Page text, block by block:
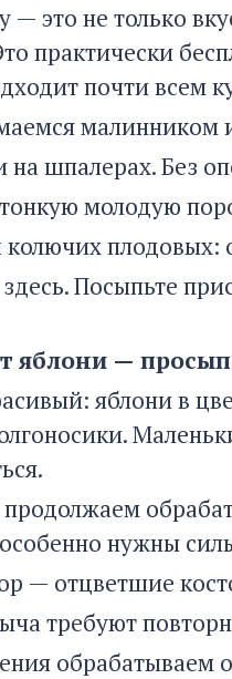
это не только
практически
почти всем
малинником
на шпалерах. Без
молодую
плодовых:
Посыпьте
яблони —
яблони в
нужны
— отцветшие
требуют
обрабатываем